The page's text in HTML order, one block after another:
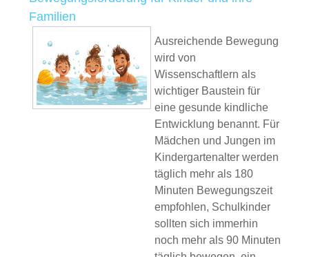
Familien
Ausreichende Bewegung
wird von
Wissenschaftlern als
wichtiger Baustein für
eine gesunde kindliche
Entwicklung benannt. Für
Mädchen und Jungen im
Kindergartenalter werden
täglich mehr als 180
Minuten Bewegungszeit
empfohlen, Schulkinder
sollten sich immerhin
noch mehr als 90 Minuten